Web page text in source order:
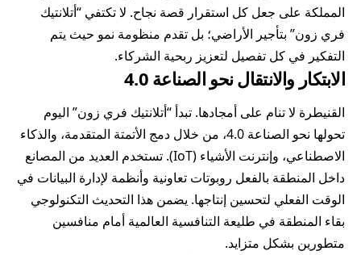
المملكة على جعل كل استقرار قصة نجاح. لا تكتفي “أتلانتيك
فري زون” بتأجير الأراضي؛ بل تقدم منظومة نمو حيث يتم
التفكير في كل تفصيل لتعزيز ربحية الشركاء.
الابتكار والانتقال نحو الصناعة 4.0
القنيطرة لا تنام على أمجادها. تبدأ “أتلانتيك فري زون” اليوم
تحولها نحو الصناعة 4.0، من خلال دمج الأتمتة المتقدمة، والذكاء
الاصطناعي، وإنترنت الأشياء (IoT). تستخدم العديد من المصانع
داخل المنطقة بالفعل روبوتات تعاونية وأنظمة لإدارة البيانات في
الوقت الفعلي لتحسين إنتاجها. يضمن هذا التحديث التكنولوجي
بقاء المنطقة في طليعة التنافسية العالمية أمام منافسين
متطورين بشكل متزايد.